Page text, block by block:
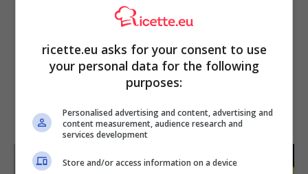
ricette.eu asks for your consent to use
your personal data for the following
purposes:
Personalised advertising and content, advertising and
content measurement, audience research and
services development
Store and/or access information on a device